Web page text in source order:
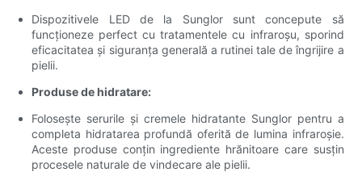
Dispozitivele LED de la Sunglor sunt concepute să
funcționeze perfect cu tratamentele cu infraroșu, sporind
eficacitatea și siguranța generală a rutinei tale de îngrijire a
pielii.
Produse de hidratare:
Folosește serurile și cremele hidratante Sunglor pentru a
completa hidratarea profundă oferită de lumina infraroșie.
Aceste produse conțin ingrediente hrănitoare care susțin
procesele naturale de vindecare ale pielii.